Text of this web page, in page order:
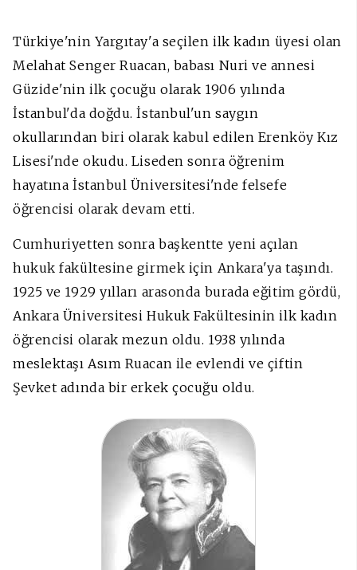
Türkiye'nin Yargıtay'a seçilen ilk kadın üyesi olan
Melahat Senger Ruacan, babası Nuri ve annesi
Güzide'nin ilk çocuğu olarak 1906 yılında
İstanbul'da doğdu. İstanbul'un saygın
okullarından biri olarak kabul edilen Erenköy Kız
Lisesi'nde okudu. Liseden sonra öğrenim
hayatına İstanbul Üniversitesi'nde felsefe
öğrencisi olarak devam etti.
Cumhuriyetten sonra başkentte yeni açılan
hukuk fakültesine girmek için Ankara'ya taşındı.
1925 ve 1929 yılları arasonda burada eğitim gördü,
Ankara Üniversitesi Hukuk Fakültesinin ilk kadın
öğrencisi olarak mezun oldu. 1938 yılında
meslektaşı Asım Ruacan ile evlendi ve çiftin
Şevket adında bir erkek çocuğu oldu.